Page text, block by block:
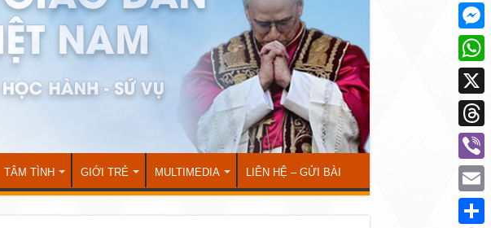
TÂM TÌNH GIỚI TRẺ MULTIMEDIA LIÊN HỆ – GỬI BÀI
X
Viber